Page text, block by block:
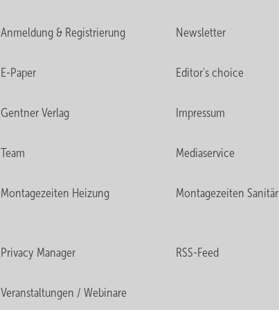
Anmeldung & Registrierung Newsletter
E-Paper Editor's choice
Gentner Verlag Impressum
Team Mediaservice
Montagezeiten Heizung Montagezeiten Sanitär
Privacy Manager RSS-Feed
Veranstaltungen / Webinare